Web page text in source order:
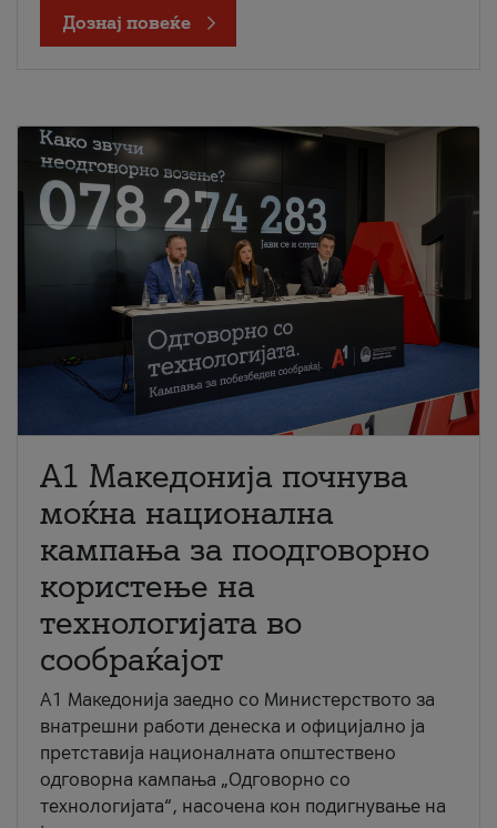
Дознај повеќе
A1 Македонија почнува
моќна национална
кампања за поодговорно
користење на
технологијата во
сообраќајот
A1 Македонија заедно со Министерството за
внатрешни работи денеска и официјално ја
претставија националната општествено
одговорна кампања „Одговорно со
технологијата“, насочена кон подигнување на